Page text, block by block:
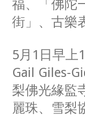
福、「佛陀
街」、古樂
5月1日早上
Gail Giles-
梨佛光緣監
麗珠、雪梨